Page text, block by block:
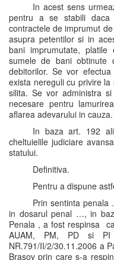
In acest sens
pentru a se stabili daca
contractele de imprumut
asupra petentilor si in
bani imprumutate,
sumele de bani obtinute
debitorilor. Se vor
exista nereguli cu privire
silita. Se vor administra
necesare pentru
aflarea adevarului in cauza.
In baza art. 192
cheltuielile judiciare
statului.
Definitiva.
Pentru a dispune
Prin sentinta
in dosarul penal …, in
Penala , a fost respinsa
AUAM, PM, PD si PI
NR.791/II/2/30.11.2006 a
Brasov prin care s-a